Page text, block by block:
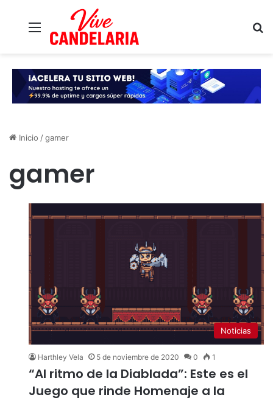
Inicio /gamer
gamer
Noticias
Harthley Vela 5 de noviembre de 2020 0 1
“Al ritmo de la Diablada”: Este es el
Juego que rinde Homenaje a la